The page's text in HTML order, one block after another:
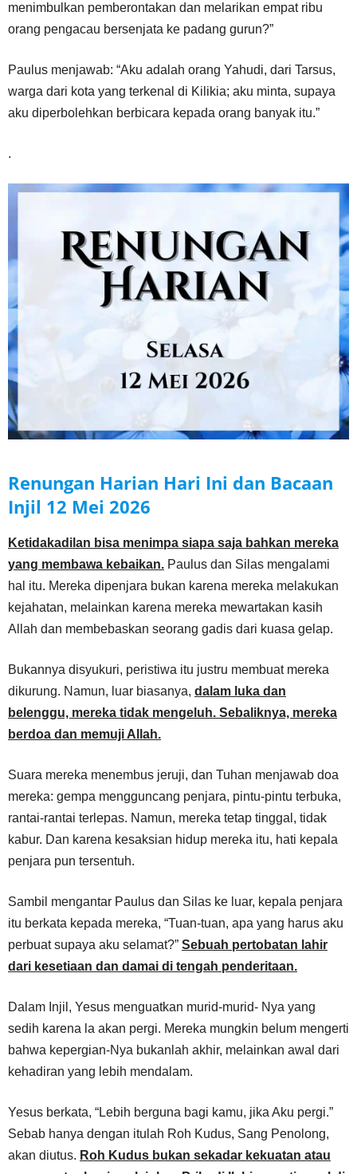
menimbulkan pemberontakan dan melarikan empat ribu
orang pengacau bersenjata ke padang gurun?”
Paulus menjawab: “Aku adalah orang Yahudi, dari Tarsus,
warga dari kota yang terkenal di Kilikia; aku minta, supaya
aku diperbolehkan berbicara kepada orang banyak itu.”
.
Renungan Harian Hari Ini dan Bacaan
Injil 12 Mei 2026
Ketidakadilan bisa menimpa siapa saja bahkan mereka
yang membawa kebaikan. Paulus dan Silas mengalami
hal itu. Mereka dipenjara bukan karena mereka melakukan
kejahatan, melainkan karena mereka mewartakan kasih
Allah dan membebaskan seorang gadis dari kuasa gelap.
Bukannya disyukuri, peristiwa itu justru membuat mereka
dikurung. Namun, luar biasanya, dalam luka dan
belenggu, mereka tidak mengeluh. Sebaliknya, mereka
berdoa dan memuji Allah.
Suara mereka menembus jeruji, dan Tuhan menjawab doa
mereka: gempa mengguncang penjara, pintu-pintu terbuka,
rantai-rantai terlepas. Namun, mereka tetap tinggal, tidak
kabur. Dan karena kesaksian hidup mereka itu, hati kepala
penjara pun tersentuh.
Sambil mengantar Paulus dan Silas ke luar, kepala penjara
itu berkata kepada mereka, “Tuan-tuan, apa yang harus aku
perbuat supaya aku selamat?” Sebuah pertobatan lahir
dari kesetiaan dan damai di tengah penderitaan.
Dalam Injil, Yesus menguatkan murid-murid- Nya yang
sedih karena la akan pergi. Mereka mungkin belum mengerti
bahwa kepergian-Nya bukanlah akhir, melainkan awal dari
kehadiran yang lebih mendalam.
Yesus berkata, “Lebih berguna bagi kamu, jika Aku pergi.”
Sebab hanya dengan itulah Roh Kudus, Sang Penolong,
akan diutus. Roh Kudus bukan sekadar kekuatan atau